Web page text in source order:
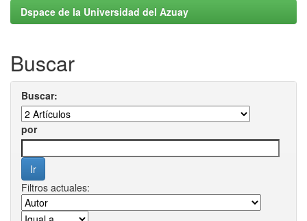
Dspace de la Universidad del Azuay
Buscar
Buscar:
por
Filtros actuales: